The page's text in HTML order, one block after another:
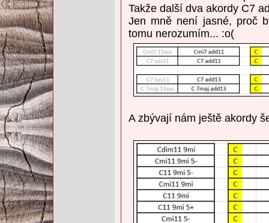
Takže další dva akordy C7
Jen mně není jasné, proč
tomu nerozumím... :o(
A zbývají nám ještě akordy